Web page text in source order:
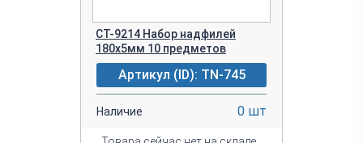
CT-9214 Набор надфилей
180х5мм 10 предметов
Артикул (ID): TN-745
Наличие 0 шт